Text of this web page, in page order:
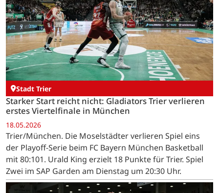
Stadt Trier
Starker Start reicht nicht: Gladiators Trier verlieren
erstes Viertelfinale in München
18.05.2026
Trier/München. Die Moselstädter verlieren Spiel eins
der Playoff-Serie beim FC Bayern München Basketball
mit 80:101. Urald King erzielt 18 Punkte für Trier. Spiel
Zwei im SAP Garden am Dienstag um 20:30 Uhr.